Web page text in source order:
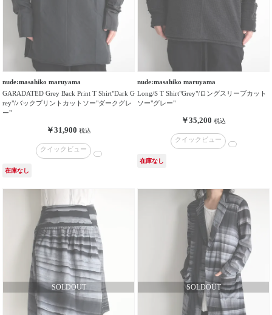
nude:masahiko maruyama
GARADATED Grey Back Print T Shirt"Dark G
rey"/バックプリントカットソー"ダークグレ
ー"
￥31,900 税込
クイックビュー
在庫なし
nude:masahiko maruyama
Long/S T Shirt"Grey"/ロングスリーブカット
ソー"グレー"
￥35,200 税込
クイックビュー
在庫なし